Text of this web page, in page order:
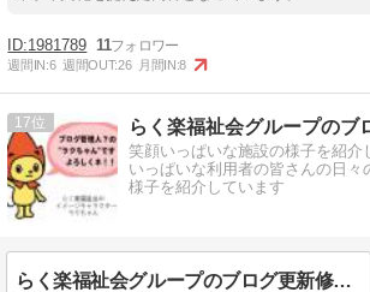
1981789 11
週間IN:6 週間OUT:26 月間IN:8
17 らく楽福祉会グループのブ
笑顔いっぱいな施設の様子を紹介
いっぱいな利用者の皆さんの日々
様子を紹介しています
らく楽福祉会グループのブログ更新修了・・・